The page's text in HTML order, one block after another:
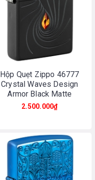
Hộp Quẹt Zippo 46777
Crystal Waves Design
Armor Black Matte
2.500.000₫